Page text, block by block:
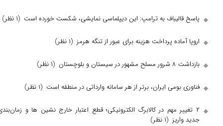
پاسخ قالیباف به ترامپ: این دیپلماسی نمایشی، شکست خورده است(۱ نظر)
اروپا آماده پرداخت هزینه برای عبور از تنگه هرمز(۱ نظر)
بازداشت ۸ شرور مسلح مشهور در سیستان و بلوچستان (۱ نظر)
فناوری بومی ایران، برتر از هر سامانه وارداتی در منطقه است(۱ نظر)
۲ تغییر مهم در کالابرگ الکترونیکی؛ قطع اعتبار خارج‌ نشین‌ ها و زمان‌بندی
جدید واریز(۱ نظر)